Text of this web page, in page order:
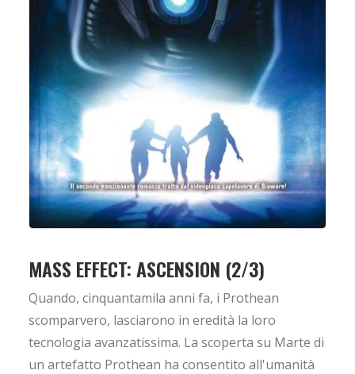
MASS EFFECT: ASCENSION (2/3)
Quando, cinquantamila anni fa, i Prothean
scomparvero, lasciarono in eredità la loro
tecnologia avanzatissima. La scoperta su Marte di
un artefatto Prothean ha consentito all'umanità